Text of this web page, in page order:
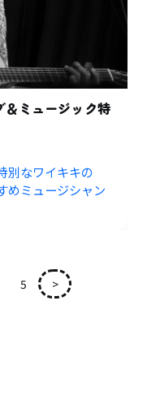
＆ミュージック特
別なワイキキの
めミュージシャン
5 >